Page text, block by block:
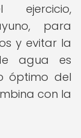
para
y evitar la
agua es
óptimo del
con la